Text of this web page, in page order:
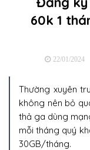
60k 1
22/01/2024
Thường xuyên
không nên bỏ
thả ga dùng
mỗi tháng quý
30GB/tháng.